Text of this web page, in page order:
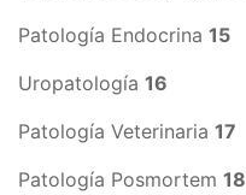
Patología Endocrina 15
Uropatología 16
Patología Veterinaria 17
Patología Posmortem 18